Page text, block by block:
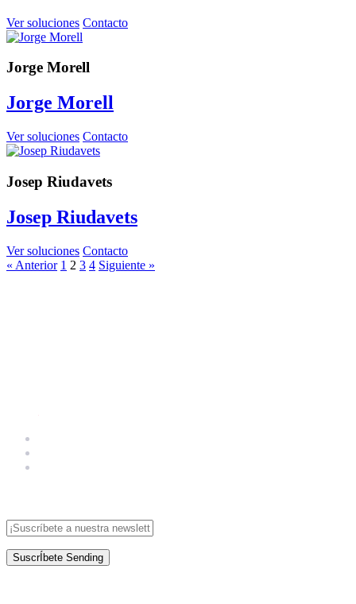
Ver soluciones Contacto
Jorge Morell
Jorge Morell
Ver soluciones Contacto
Josep Riudavets
Josep Riudavets
Ver soluciones Contacto
« Anterior 1 2 3 4 Siguiente »
SuscrÍbete Sending